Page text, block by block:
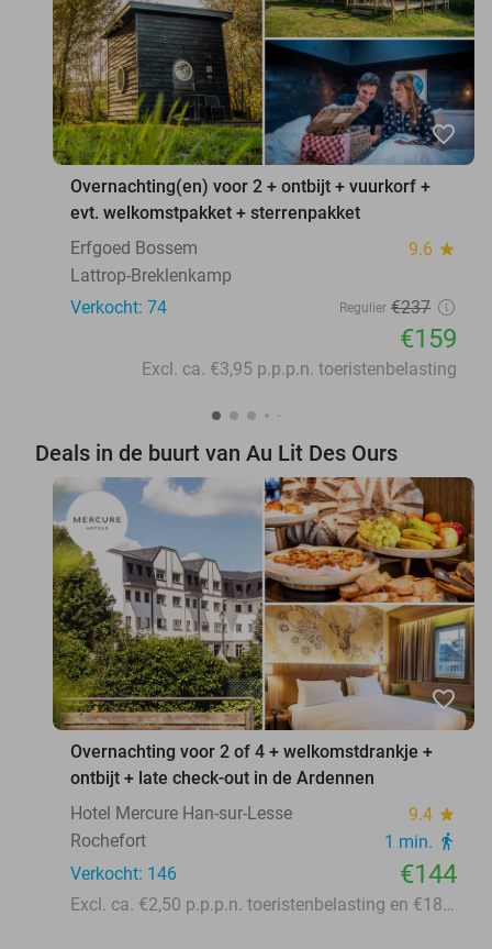
favorite_border
Overnachting(en) voor 2 + ontbijt + vuurkorf +
evt. welkomstpakket + sterrenpakket
Erfgoed Bossem
9.6 star
Lattrop-Breklenkamp
Verkocht: 74
Regulier €237
€159
Excl. ca. €3,95 p.p.p.n. toeristenbelasting
Deals in de buurt van Au Lit Des Ours
favorite_border
Overnachting voor 2 of 4 + welkomstdrankje +
ontbijt + late check-out in de Ardennen
Hotel Mercure Han-sur-Lesse
9.4 star
Rochefort 1 min. directions_walk
Verkocht: 146 €144
Excl. ca. €2,50 p.p.p.n. toeristenbelasting en €18 p.d. parkeerkosten